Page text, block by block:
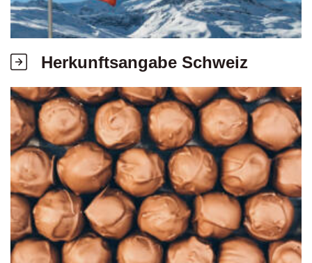
Herkunftsangabe Schweiz